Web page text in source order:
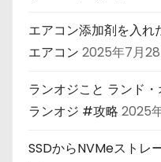
エアコン添加剤を入
エアコン 2025年7月
ランオジこと ランド
ランオジ #攻略 2025
SSDからNVMeストレ